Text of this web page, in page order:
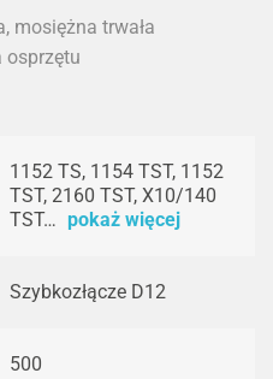
mosiężna trwała
osprzętu
1152 TS, 1154 TST, 1152
TST, 2160 TST, X10/140
TST… pokaż więcej
Szybkozłącze D12
500